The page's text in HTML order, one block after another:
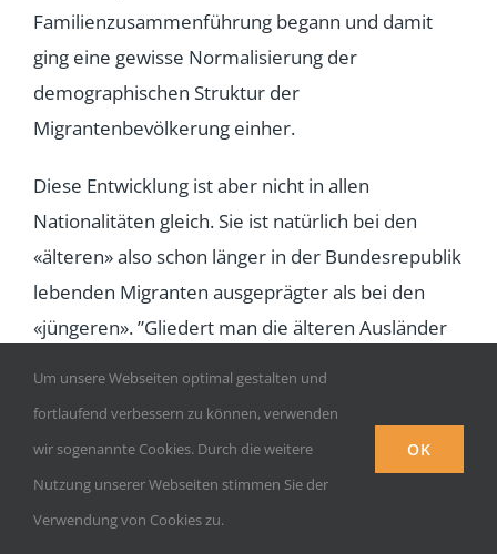
Familienzusammenführung begann und damit
ging eine gewisse Normalisierung der
demographischen Struktur der
Migrantenbevölkerung einher.
Diese Entwicklung ist aber nicht in allen
Nationalitäten gleich. Sie ist natürlich bei den
«älteren» also schon länger in der Bundesrepublik
lebenden Migranten ausgeprägter als bei den
«jüngeren». ”Gliedert man die älteren Ausländer
Unterschiede. Während 9,6% aller EU-Ausländer,
6,6% der Polen und 5,9% der Personen mit
Um unsere Webseiten optimal gestalten und
fortlaufend verbessern zu können, verwenden
wir sogenannte Cookies. Durch die weitere
Nutzung unserer Webseiten stimmen Sie der
Verwendung von Cookies zu.
OK